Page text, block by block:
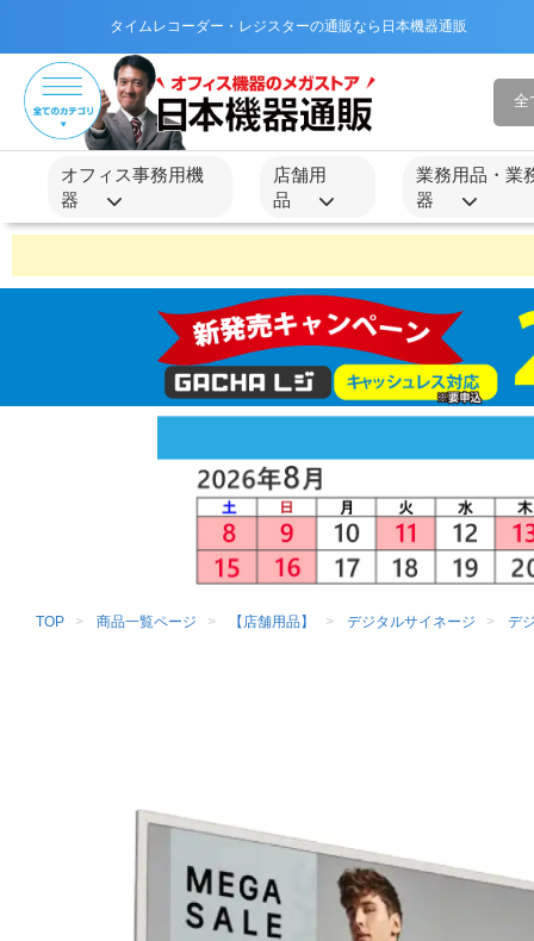
タイムレコーダー・レジスターの通販なら日本機器通販
オフィス事務用機
器
店舗用
品
業務用品・業
器
TOP 商品一覧ページ 【店舗用品】 デジタルサイネージ デ